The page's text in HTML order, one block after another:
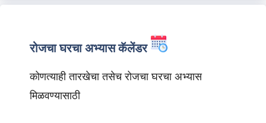
रोजचा घरचा अभ्यास कॅलेंडर
कोणत्याही तारखेचा तसेच रोजचा घरचा अभ्यास
मिळवण्यासाठी